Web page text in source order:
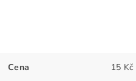
Cena